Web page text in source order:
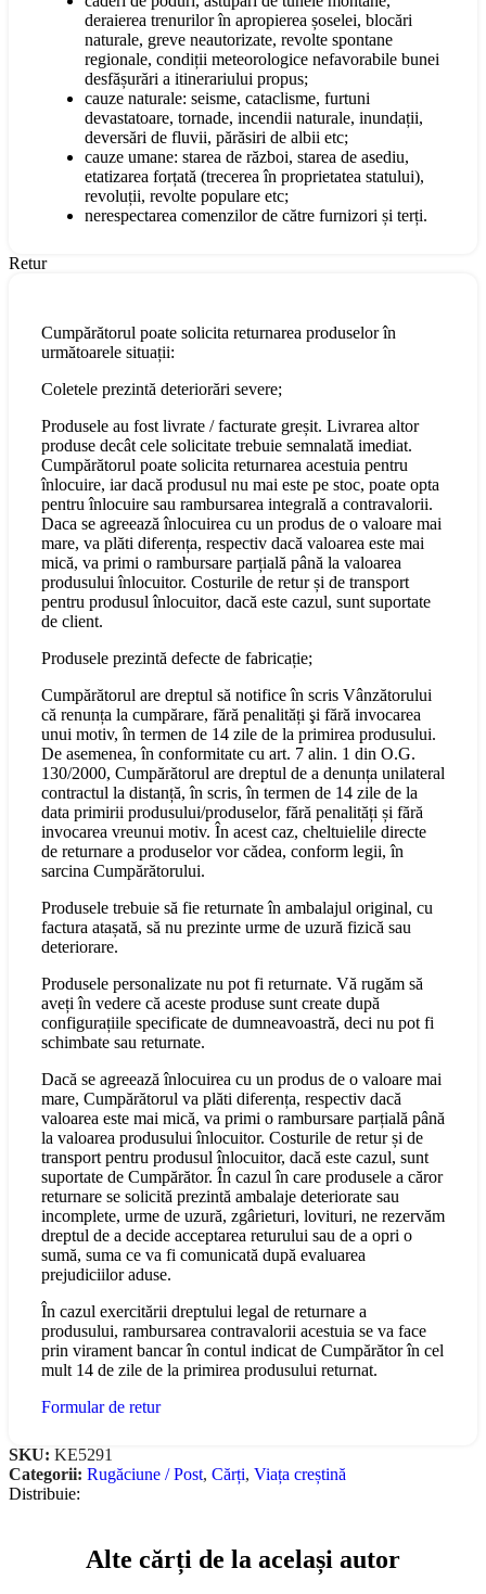
deraierea trenurilor în apropierea șoselei, blocări
naturale, greve neautorizate, revolte spontane
regionale, condiții meteorologice nefavorabile bunei
desfășurări a itinerariului propus;
cauze naturale: seisme, cataclisme, furtuni
devastatoare, tornade, incendii naturale, inundații,
deversări de fluvii, părăsiri de albii etc;
cauze umane: starea de război, starea de asediu,
etatizarea forțată (trecerea în proprietatea statului),
revoluții, revolte populare etc;
nerespectarea comenzilor de către furnizori și terți.
Retur
Cumpărătorul poate solicita returnarea produselor în
următoarele situații:
Coletele prezintă deteriorări severe;
Produsele au fost livrate / facturate greșit. Livrarea altor
produse decât cele solicitate trebuie semnalată imediat.
Cumpărătorul poate solicita returnarea acestuia pentru
înlocuire, iar dacă produsul nu mai este pe stoc, poate opta
pentru înlocuire sau rambursarea integrală a contravalorii.
Daca se agreează înlocuirea cu un produs de o valoare mai
mare, va plăti diferența, respectiv dacă valoarea este mai
mică, va primi o rambursare parțială până la valoarea
produsului înlocuitor. Costurile de retur și de transport
pentru produsul înlocuitor, dacă este cazul, sunt suportate
de client.
Produsele prezintă defecte de fabricație;
Cumpărătorul are dreptul să notifice în scris Vânzătorului
că renunța la cumpărare, fără penalități şi fără invocarea
unui motiv, în termen de 14 zile de la primirea produsului.
De asemenea, în conformitate cu art. 7 alin. 1 din O.G.
130/2000, Cumpărătorul are dreptul de a denunța unilateral
contractul la distanță, în scris, în termen de 14 zile de la
data primirii produsului/produselor, fără penalități și fără
invocarea vreunui motiv. În acest caz, cheltuielile directe
de returnare a produselor vor cădea, conform legii, în
sarcina Cumpărătorului.
Produsele trebuie să fie returnate în ambalajul original, cu
factura atașată, să nu prezinte urme de uzură fizică sau
deteriorare.
Produsele personalizate nu pot fi returnate. Vă rugăm să
aveți în vedere că aceste produse sunt create după
configurațiile specificate de dumneavoastră, deci nu pot fi
schimbate sau returnate.
Dacă se agreează înlocuirea cu un produs de o valoare mai
mare, Cumpărătorul va plăti diferența, respectiv dacă
valoarea este mai mică, va primi o rambursare parțială până
la valoarea produsului înlocuitor. Costurile de retur și de
transport pentru produsul înlocuitor, dacă este cazul, sunt
suportate de Cumpărător. În cazul în care produsele a căror
returnare se solicită prezintă ambalaje deteriorate sau
incomplete, urme de uzură, zgârieturi, lovituri, ne rezervăm
dreptul de a decide acceptarea returului sau de a opri o
sumă, suma ce va fi comunicată după evaluarea
prejudiciilor aduse.
În cazul exercitării dreptului legal de returnare a
produsului, rambursarea contravalorii acestuia se va face
prin virament bancar în contul indicat de Cumpărător în cel
mult 14 de zile de la primirea produsului returnat.
Formular de retur
SKU: KE5291
Categorii: Rugăciune / Post, Cărți, Viața creștină
Distribuie:
Alte cărți de la același autor